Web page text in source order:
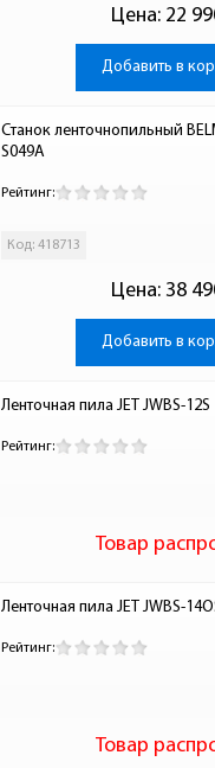
Цена: 22
Добавить в
Станок ленточнопильный
S049A
Рейтинг:
Код: 418713
Цена: 38
Добавить в
Ленточная пила JET JWBS-
Рейтинг:
Товар
Ленточная пила JET JWBS-
Рейтинг:
Товар